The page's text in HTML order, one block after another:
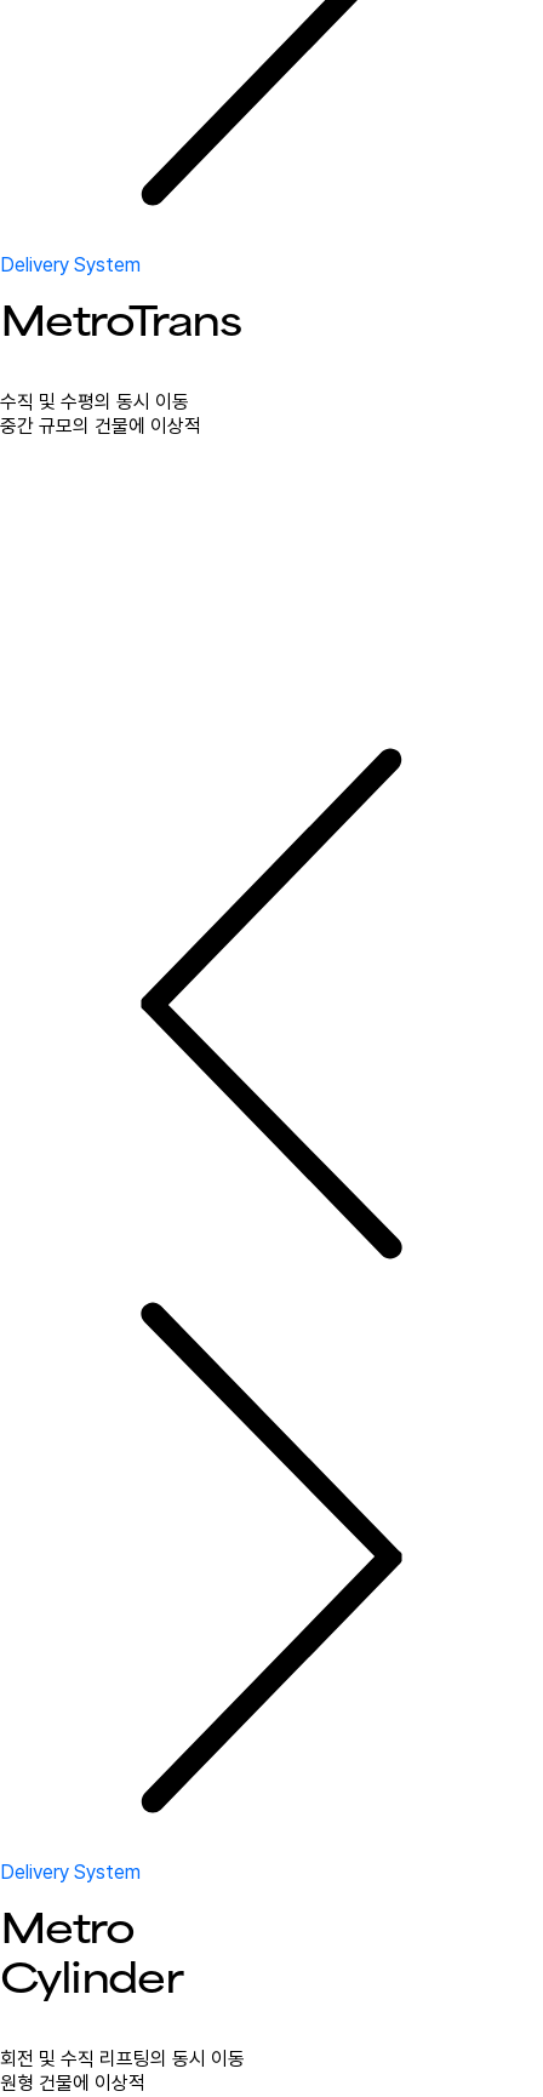
Delivery System
MetroTrans
수직 및 수평의 동시 이동
중간 규모의 건물에 이상적
Delivery System
Metro
Cylinder
회전 및 수직 리프팅의 동시 이동
원형 건물에 이상적